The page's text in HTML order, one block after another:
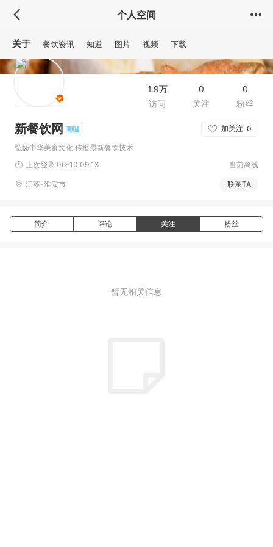
个人空间
0
粉丝
0
关注
1.9万
访问
新餐饮网 加关注 0
弘扬中华美食文化 传播最新餐饮技术
上次登录 06-10 09:13
当前离线
江苏-淮安市 联系TA
关于 餐饮资讯 知道 图片 视频 下载
简介 评论 关注 粉丝
暂无相关信息